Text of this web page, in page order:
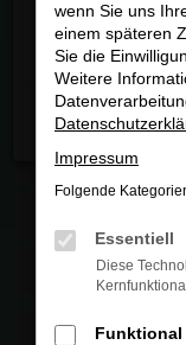
wenn Sie uns
einem späteren
Sie die
Weitere
Impressum
Folgende
Essentiell
Diese
Funktional
Besuchen Sie